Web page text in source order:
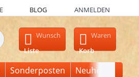
BLOG ANMELDEN
erste Ergebnisse. Drücken Sie die
Wunsch
Liste
Waren
Korb
Sonderposten Neuheiten